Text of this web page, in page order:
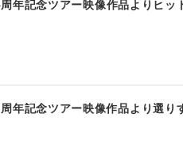
年記念ツアー映像作品よりヒッ
年記念ツアー映像作品より選